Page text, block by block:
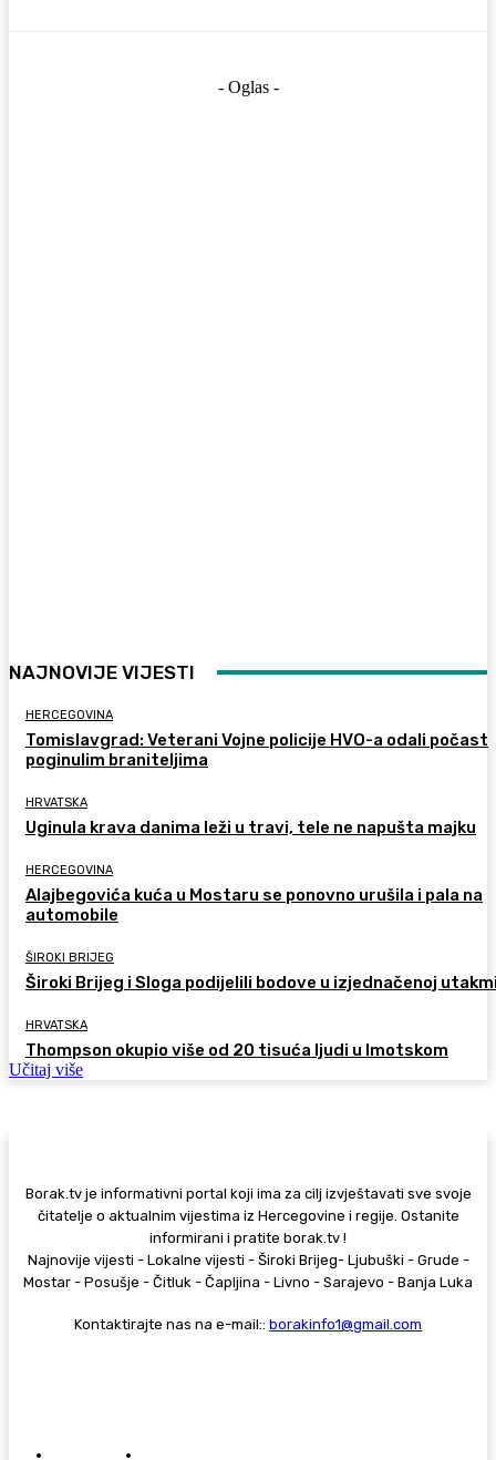
- Oglas -
NAJNOVIJE VIJESTI
HERCEGOVINA
Tomislavgrad: Veterani Vojne policije HVO-a odali počast
poginulim braniteljima
HRVATSKA
Uginula krava danima leži u travi, tele ne napušta majku
HERCEGOVINA
Alajbegovića kuća u Mostaru se ponovno urušila i pala na
automobile
ŠIROKI BRIJEG
Široki Brijeg i Sloga podijelili bodove u izjednačenoj
HRVATSKA
Thompson okupio više od 20 tisuća ljudi u Imotskom
Učitaj više
Borak.tv je informativni portal koji ima za cilj izvještavati sve svoje
čitatelje o aktualnim vijestima iz Hercegovine i regije. Ostanite
informirani i pratite borak.tv !
Najnovije vijesti - Lokalne vijesti - Široki Brijeg- Ljubuški - Grude -
Mostar - Posušje - Čitluk - Čapljina - Livno - Sarajevo - Banja Luka
Kontaktirajte nas na e-mail:: borakinfo1@gmail.com